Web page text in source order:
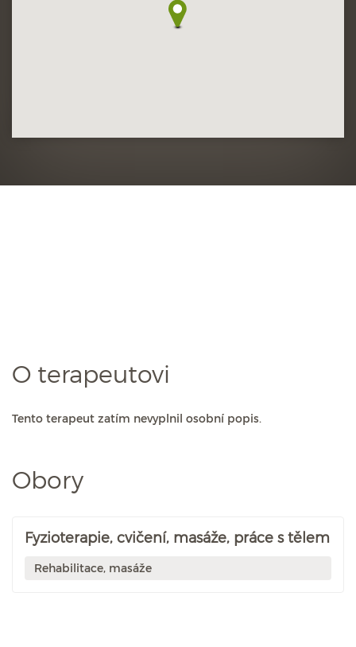
O terapeutovi
Tento terapeut zatím nevyplnil osobní popis.
Obory
Fyzioterapie, cvičení, masáže, práce s tělem
Rehabilitace, masáže